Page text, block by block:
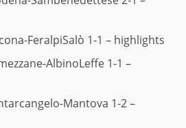
FeralpiSalò 1-1 – highlights
AlbinoLeffe 1-1 –
Mantova 1-2 –